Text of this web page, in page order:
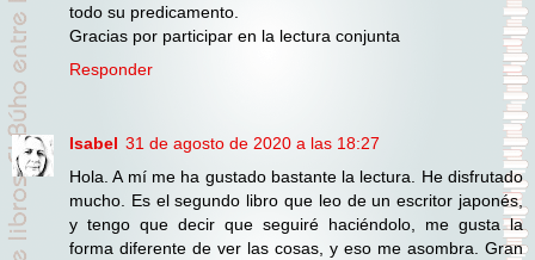
todo su predicamento.
Gracias por participar en la lectura conjunta
Responder
Isabel 31 de agosto de 2020 a las 18:27
Hola. A mí me ha gustado bastante la lectura. He disfrutado
mucho. Es el segundo libro que leo de un escritor japonés,
y tengo que decir que seguiré haciéndolo, me gusta la
forma diferente de ver las cosas, y eso me asombra. Gran